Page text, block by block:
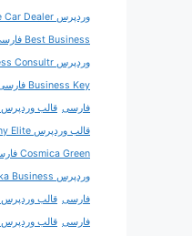
وردپرس Automobile Car Dealer فارسی
Best Business فارسی
وردپرس Business Consultr فارسی
Business Key فارسی
فارسی قالب وردپرس Business Responsiveness فارسی
قالب وردپرس Company Elite فارسی
Cosmica Green فارسی
وردپرس Dikka Business فارسی
فارسی قالب وردپرس Esteem فارسی
فارسی قالب وردپرس Fastest فارسی